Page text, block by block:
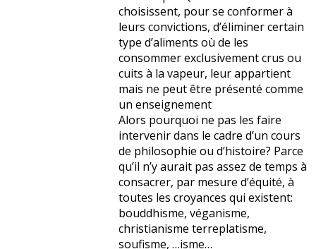
choisissent, pour se conformer à
leurs convictions, d’éliminer certain
type d’aliments où de les
consommer exclusivement crus ou
cuits à la vapeur, leur appartient
mais ne peut être présenté comme
un enseignement
Alors pourquoi ne pas les faire
intervenir dans le cadre d’un cours
de philosophie ou d’histoire? Parce
qu’il n’y aurait pas assez de temps à
consacrer, par mesure d’équité, à
toutes les croyances qui existent:
bouddhisme, véganisme,
christianisme terreplatisme,
soufisme, …isme…